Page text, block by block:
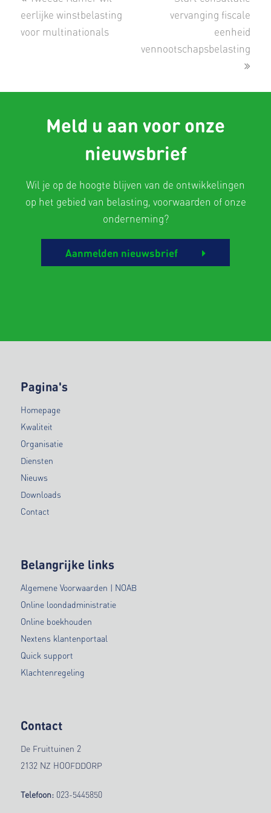
post:
eerlijke winstbelasting
voor multinationals
post:
vervanging fiscale
eenheid
vennootschapsbelasting
Meld u aan voor onze
nieuwsbrief
Wil je op de hoogte blijven van de ontwikkelingen
op het gebied van belasting, voorwaarden of onze
onderneming?
Aanmelden nieuwsbrief
Pagina's
Homepage
Kwaliteit
Organisatie
Diensten
Nieuws
Downloads
Contact
Belangrijke links
Algemene Voorwaarden | NOAB
Online loondadministratie
Online boekhouden
Nextens klantenportaal
Quick support
Klachtenregeling
Contact
De Fruittuinen 2
2132 NZ HOOFDDORP
Telefoon:023-5445850